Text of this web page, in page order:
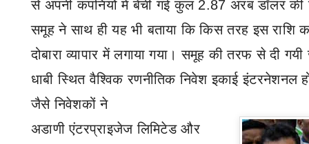
से अपनी कंपनियों में बेची गई कुल 2.87 अरब डॉलर की
समूह ने साथ ही यह भी बताया कि किस तरह इस राशि
दोबारा व्यापार में लगाया गया। समूह की तरफ से दी
धाबी स्थित वैश्विक रणनीतिक निवेश इकाई इंटरनेशनल
जैसे निवेशकों ने
अडाणी एंटरप्राइजेज लिमिटेड और